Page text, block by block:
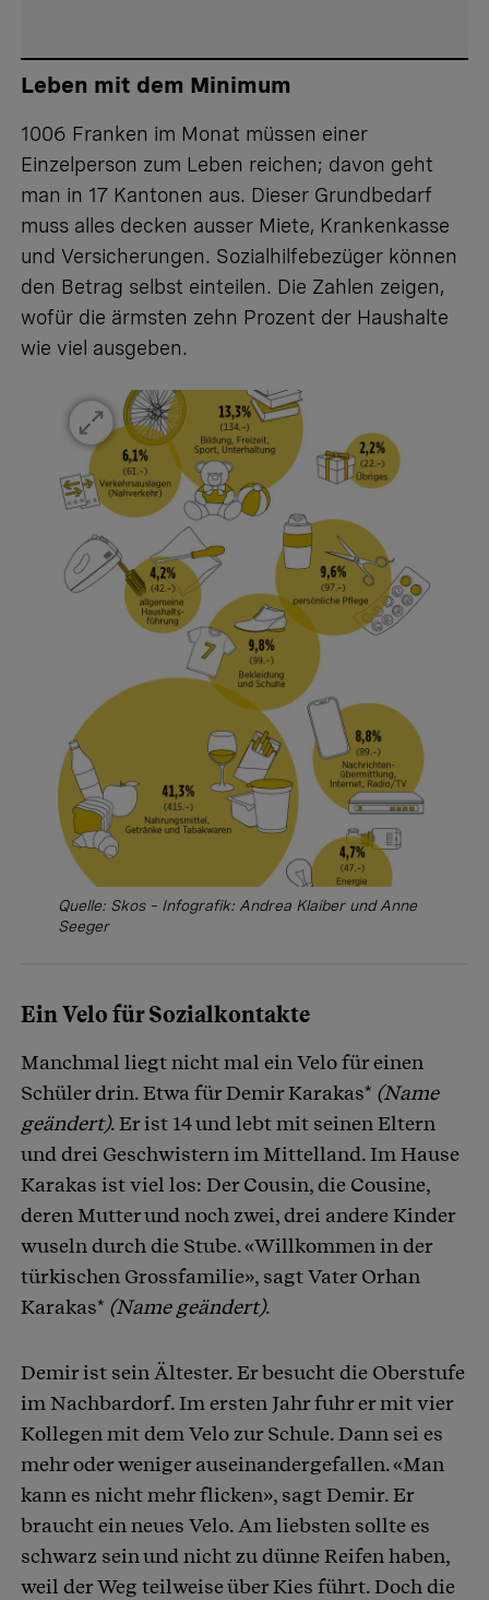
Leben mit dem Minimum
1006 Franken im Monat müssen einer
Einzelperson zum Leben reichen; davon geht
man in 17 Kantonen aus. Dieser Grundbedarf
muss alles decken ausser Miete, Krankenkasse
und Versicherungen. Sozialhilfebezüger können
den Betrag selbst einteilen. Die Zahlen zeigen,
wofür die ärmsten zehn Prozent der Haushalte
wie viel ausgeben.
Quelle: Skos – Infografik: Andrea Klaiber und Anne
Seeger
Ein Velo für Sozialkontakte
Manchmal liegt nicht mal ein Velo für einen
Schüler drin. Etwa für Demir Karakas* (Name
geändert). Er ist 14 und lebt mit seinen Eltern
und drei Geschwistern im Mittelland. Im Hause
Karakas ist viel los: Der Cousin, die Cousine,
deren Mutter und noch zwei, drei andere Kinder
wuseln durch die Stube. «Willkommen in der
türkischen Grossfamilie», sagt Vater Orhan
Karakas* (Name geändert).
Demir ist sein Ältester. Er besucht die Oberstufe
im Nachbardorf. Im ersten Jahr fuhr er mit vier
Kollegen mit dem Velo zur Schule. Dann sei es
mehr oder weniger auseinandergefallen. «Man
kann es nicht mehr flicken», sagt Demir. Er
braucht ein neues Velo. Am liebsten sollte es
schwarz sein und nicht zu dünne Reifen haben,
weil der Weg teilweise über Kies führt. Doch die